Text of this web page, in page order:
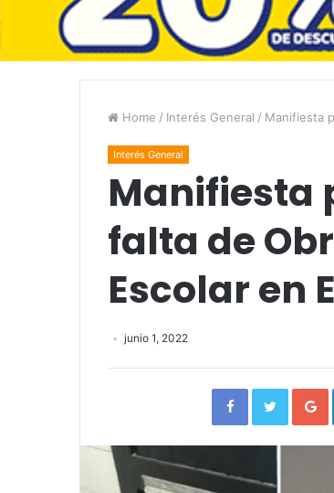
Home / Interés General / Manifiesta
Interés General
Manifiesta
falta de
Escolar en
junio 1, 2022
FacebookTwitter